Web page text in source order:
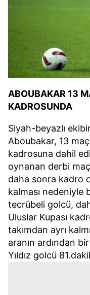
ABOUBAKAR 13
KADROSUNDA
Siyah-beyazlı
Aboubakar, 13
kadrosuna dahil
oynanan derbi
daha sonra kadro
kalması nedeniyle
tecrübeli golcü,
Uluslar Kupası
takımdan ayrı
aranın ardından
Yıldız golcü